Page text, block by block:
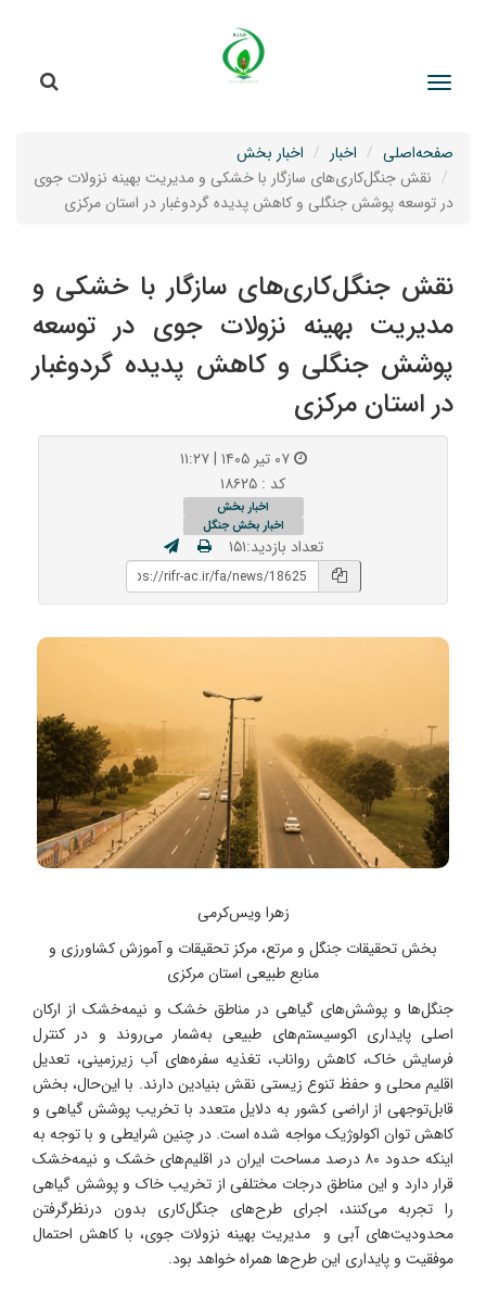
صفحه‌اصلی اخبار
اخبار بخش
نقش جنگل‌کاری‌های سازگار با خشکی و مدیریت بهینه نزولات جوی
در توسعه پوشش جنگلی و کاهش پدیده گردوغبار در استان مرکزی
نقش جنگل‌کاری‌های سازگار با خشکی و
مدیریت بهینه نزولات جوی در توسعه
پوشش جنگلی و کاهش پدیده گردوغبار
در استان مرکزی
۰۷ تیر ۱۴۰۵ | ۱۱:۲۷
کد : ۱۸۶۲۵
اخبار بخش
اخبار بخش جنگل
تعداد بازدید:۱۵۱
زهرا ویس‌کرمی
بخش تحقیقات جنگل و مرتع، مرکز تحقیقات و آموزش کشاورزی و
منابع طبیعی استان مرکزی
جنگل‌ها و پوشش‌های گیاهی در مناطق خشک و نیمه‌خشک از ارکان
اصلی پایداری اکوسیستم‌های طبیعی به‌شمار می‌روند و در کنترل
فرسایش خاک، کاهش رواناب، تغذیه سفره‌های آب زیرزمینی، تعدیل
اقلیم محلی و حفظ تنوع زیستی نقش بنیادین دارند. با این‌حال، بخش
قابل‌توجهی از اراضی کشور به دلایل متعدد با تخریب پوشش گیاهی و
کاهش توان اکولوژیک مواجه شده است. در چنین شرایطی و با توجه به
اینکه حدود ۸۰ درصد مساحت ایران در اقلیم‌های خشک و نیمه‌خشک
قرار دارد و این مناطق درجات مختلفی از تخریب خاک و پوشش گیاهی
را تجربه می‌کنند، اجرای طرح‌های جنگل‌کاری بدون درنظرگرفتن
محدودیت‌های آبی و مدیریت بهینه نزولات جوی، با کاهش احتمال
موفقیت و پایداری این طرح‌ها همراه خواهد بود.